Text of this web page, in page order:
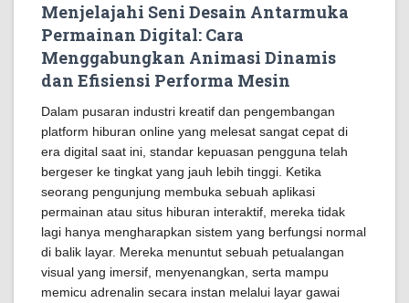
Menjelajahi Seni Desain Antarmuka
Permainan Digital: Cara
Menggabungkan Animasi Dinamis
dan Efisiensi Performa Mesin
Dalam pusaran industri kreatif dan pengembangan
platform hiburan online yang melesat sangat cepat di
era digital saat ini, standar kepuasan pengguna telah
bergeser ke tingkat yang jauh lebih tinggi. Ketika
seorang pengunjung membuka sebuah aplikasi
permainan atau situs hiburan interaktif, mereka tidak
lagi hanya mengharapkan sistem yang berfungsi normal
di balik layar. Mereka menuntut sebuah petualangan
visual yang imersif, menyenangkan, serta mampu
memicu adrenalin secara instan melalui layar gawai